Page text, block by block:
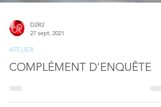
27 sept. 2021
COMPLÉMENT D'ENQUÊTE